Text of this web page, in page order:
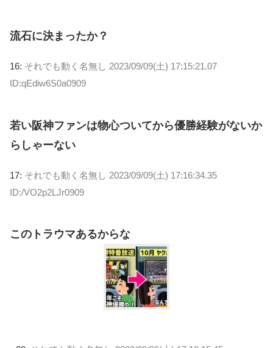
流石に決まったか？
16: それでも動く名無し 2023/09/09(土) 17:15:21.07
ID:qEdiw6S0a0909
若い阪神ファンは物心ついてから優勝経験がないか
らしゃーない
17: それでも動く名無し 2023/09/09(土) 17:16:34.35
ID:/VO2p2LJr0909
このトラウマあるからな